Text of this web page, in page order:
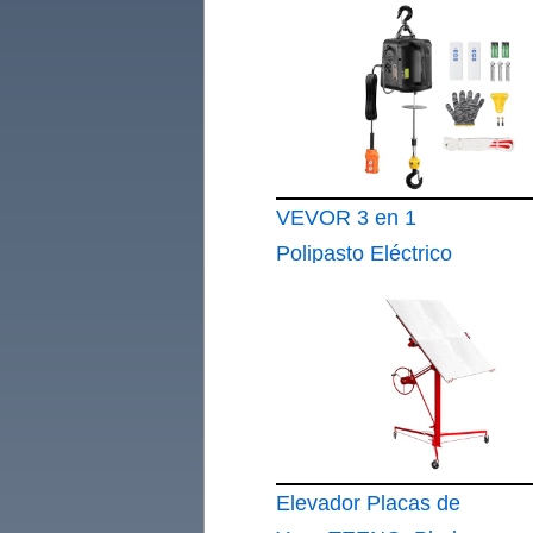
Capacidad de 700kg
Mesa de Elevación
Portátil Altura de
Elevación 12-38
VEVOR 3 en 1
Polipasto Eléctrico
Eléctrico Portátil 498
Elevador Placas de